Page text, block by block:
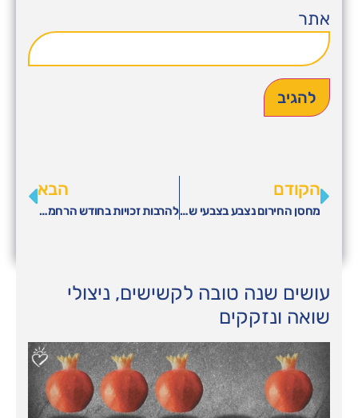
אתר
הקודם
מחסן החירום נצבע בצבעי שטראוס וירוק צהל"י
הבא
להרבות זכויות בחודש הרחמים והסליחות
עושים שנה טובה לקשישים, ניצולי
שואה ונזקקים